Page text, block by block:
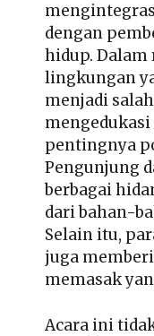
dengan
hidup.
lingkungan
menjadi
pentingnya
Pengunjung
berbagai
dari bahan-
Selain itu,
juga
memasak
Acara ini